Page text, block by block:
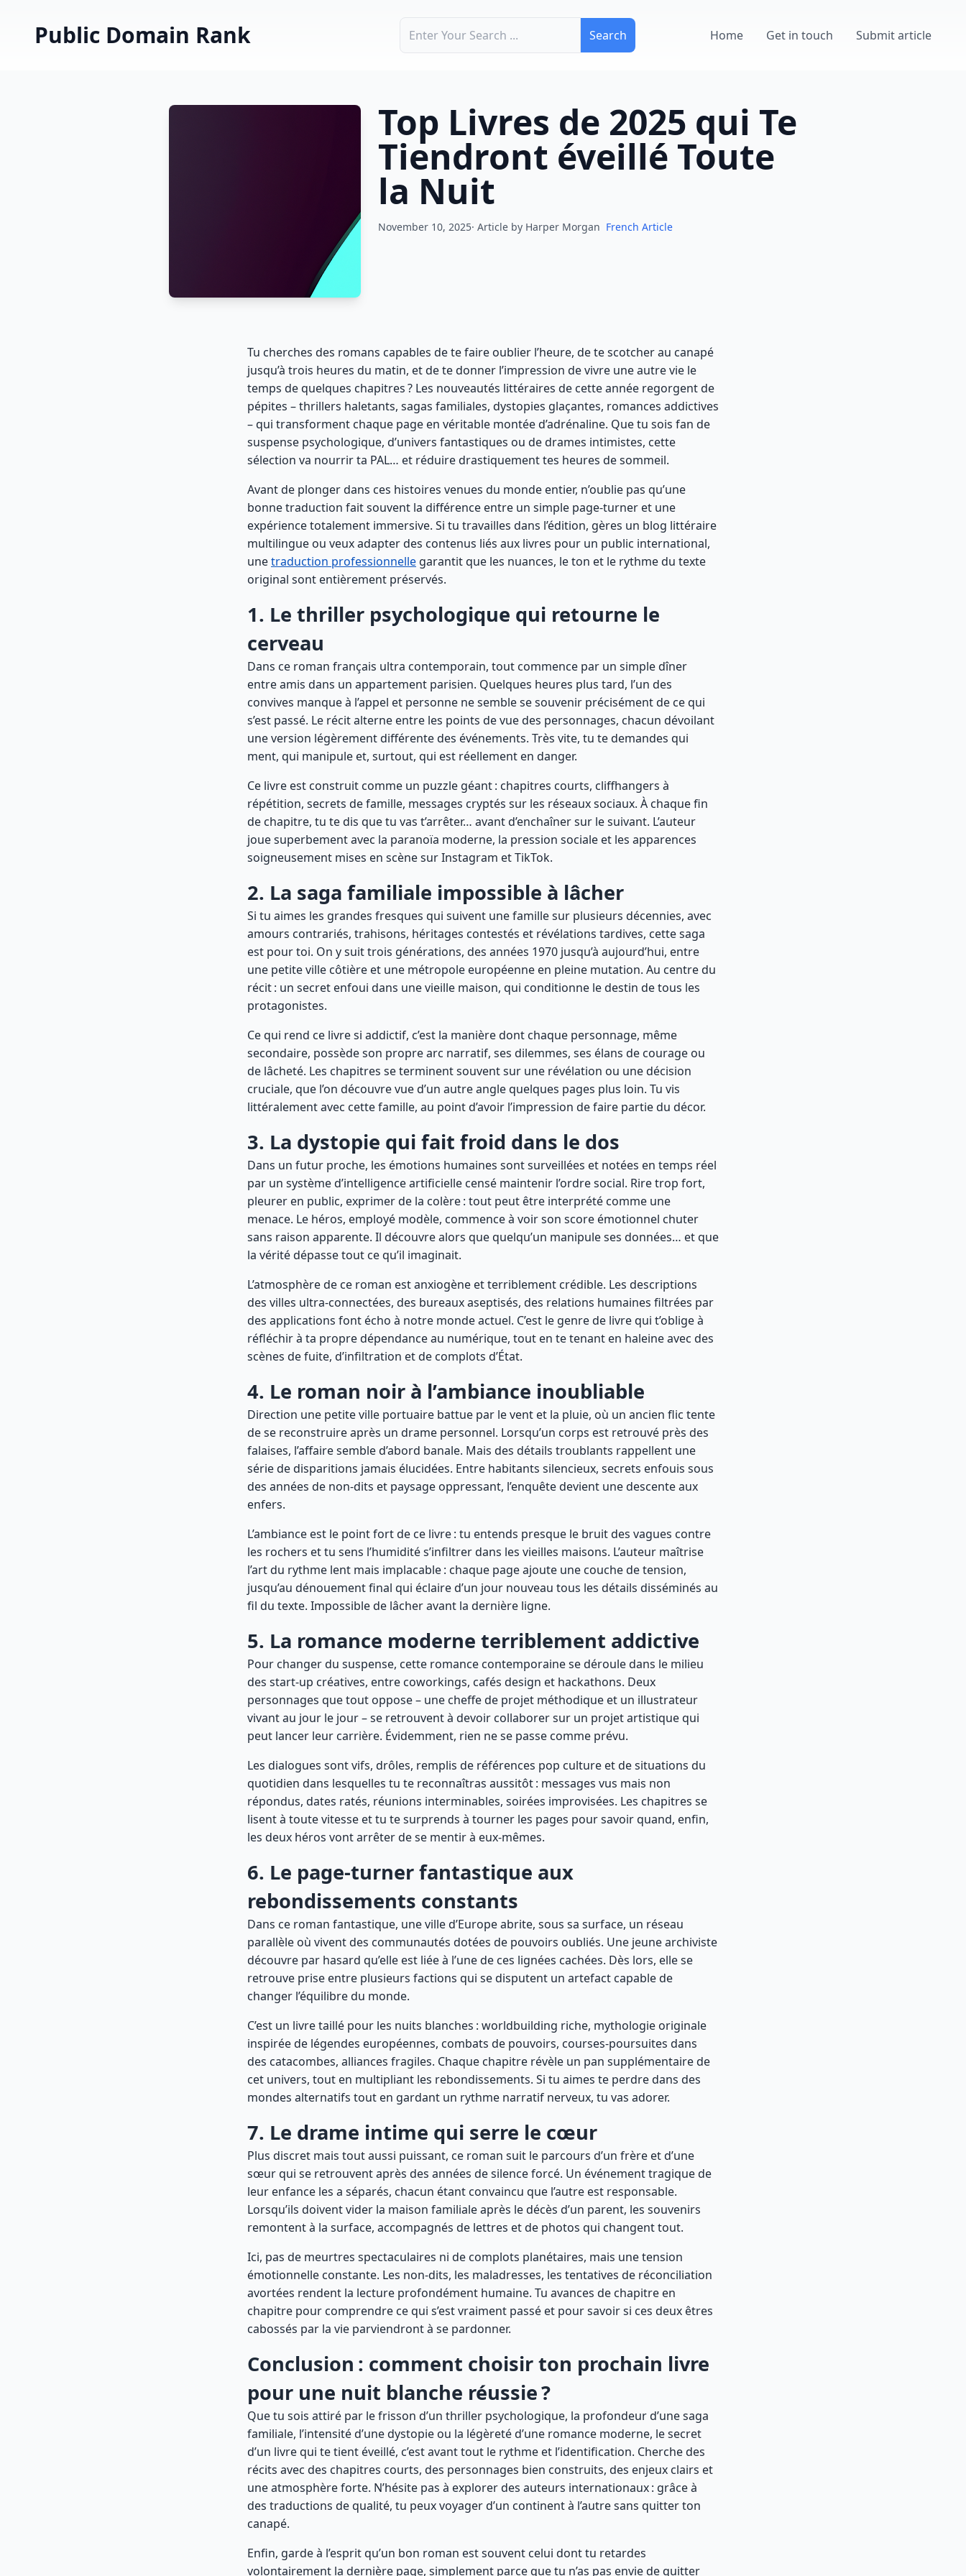
Public Domain Rank Search for: Home Get in touch Submit article
Top Livres de 2025 qui Te
Tiendront éveillé Toute
la Nuit
November 10, 2025· Article by Harper Morgan French Article
Tu cherches des romans capables de te faire oublier l’heure, de te scotcher au canapé
jusqu’à trois heures du matin, et de te donner l’impression de vivre une autre vie le
temps de quelques chapitres ? Les nouveautés littéraires de cette année regorgent de
pépites – thrillers haletants, sagas familiales, dystopies glaçantes, romances addictives
– qui transforment chaque page en véritable montée d’adrénaline. Que tu sois fan de
suspense psychologique, d’univers fantastiques ou de drames intimistes, cette
sélection va nourrir ta PAL… et réduire drastiquement tes heures de sommeil.
Avant de plonger dans ces histoires venues du monde entier, n’oublie pas qu’une
bonne traduction fait souvent la différence entre un simple page-turner et une
expérience totalement immersive. Si tu travailles dans l’édition, gères un blog littéraire
multilingue ou veux adapter des contenus liés aux livres pour un public international,
unetraduction professionnelle garantit que les nuances, le ton et le rythme du texte
original sont entièrement préservés.
1. Le thriller psychologique qui retourne le
cerveau
Dans ce roman français ultra contemporain, tout commence par un simple dîner
entre amis dans un appartement parisien. Quelques heures plus tard, l’un des
convives manque à l’appel et personne ne semble se souvenir précisément de ce qui
s’est passé. Le récit alterne entre les points de vue des personnages, chacun dévoilant
une version légèrement différente des événements. Très vite, tu te demandes qui
ment, qui manipule et, surtout, qui est réellement en danger.
Ce livre est construit comme un puzzle géant : chapitres courts, cliffhangers à
répétition, secrets de famille, messages cryptés sur les réseaux sociaux. À chaque fin
de chapitre, tu te dis que tu vas t’arrêter… avant d’enchaîner sur le suivant. L’auteur
joue superbement avec la paranoïa moderne, la pression sociale et les apparences
soigneusement mises en scène sur Instagram et TikTok.
2. La saga familiale impossible à lâcher
Si tu aimes les grandes fresques qui suivent une famille sur plusieurs décennies, avec
amours contrariés, trahisons, héritages contestés et révélations tardives, cette saga
est pour toi. On y suit trois générations, des années 1970 jusqu’à aujourd’hui, entre
une petite ville côtière et une métropole européenne en pleine mutation. Au centre du
récit : un secret enfoui dans une vieille maison, qui conditionne le destin de tous les
protagonistes.
Ce qui rend ce livre si addictif, c’est la manière dont chaque personnage, même
secondaire, possède son propre arc narratif, ses dilemmes, ses élans de courage ou
de lâcheté. Les chapitres se terminent souvent sur une révélation ou une décision
cruciale, que l’on découvre vue d’un autre angle quelques pages plus loin. Tu vis
littéralement avec cette famille, au point d’avoir l’impression de faire partie du décor.
3. La dystopie qui fait froid dans le dos
Dans un futur proche, les émotions humaines sont surveillées et notées en temps réel
par un système d’intelligence artificielle censé maintenir l’ordre social. Rire trop fort,
pleurer en public, exprimer de la colère : tout peut être interprété comme une
menace. Le héros, employé modèle, commence à voir son score émotionnel chuter
sans raison apparente. Il découvre alors que quelqu’un manipule ses données… et que
la vérité dépasse tout ce qu’il imaginait.
L’atmosphère de ce roman est anxiogène et terriblement crédible. Les descriptions
des villes ultra-connectées, des bureaux aseptisés, des relations humaines filtrées par
des applications font écho à notre monde actuel. C’est le genre de livre qui t’oblige à
réfléchir à ta propre dépendance au numérique, tout en te tenant en haleine avec des
scènes de fuite, d’infiltration et de complots d’État.
4. Le roman noir à l’ambiance inoubliable
Direction une petite ville portuaire battue par le vent et la pluie, où un ancien flic tente
de se reconstruire après un drame personnel. Lorsqu’un corps est retrouvé près des
falaises, l’affaire semble d’abord banale. Mais des détails troublants rappellent une
série de disparitions jamais élucidées. Entre habitants silencieux, secrets enfouis sous
des années de non-dits et paysage oppressant, l’enquête devient une descente aux
enfers.
L’ambiance est le point fort de ce livre : tu entends presque le bruit des vagues contre
les rochers et tu sens l’humidité s’infiltrer dans les vieilles maisons. L’auteur maîtrise
l’art du rythme lent mais implacable : chaque page ajoute une couche de tension,
jusqu’au dénouement final qui éclaire d’un jour nouveau tous les détails disséminés au
fil du texte. Impossible de lâcher avant la dernière ligne.
5. La romance moderne terriblement addictive
Pour changer du suspense, cette romance contemporaine se déroule dans le milieu
des start-up créatives, entre coworkings, cafés design et hackathons. Deux
personnages que tout oppose – une cheffe de projet méthodique et un illustrateur
vivant au jour le jour – se retrouvent à devoir collaborer sur un projet artistique qui
peut lancer leur carrière. Évidemment, rien ne se passe comme prévu.
Les dialogues sont vifs, drôles, remplis de références pop culture et de situations du
quotidien dans lesquelles tu te reconnaîtras aussitôt : messages vus mais non
répondus, dates ratés, réunions interminables, soirées improvisées. Les chapitres se
lisent à toute vitesse et tu te surprends à tourner les pages pour savoir quand, enfin,
les deux héros vont arrêter de se mentir à eux-mêmes.
6. Le page-turner fantastique aux
rebondissements constants
Dans ce roman fantastique, une ville d’Europe abrite, sous sa surface, un réseau
parallèle où vivent des communautés dotées de pouvoirs oubliés. Une jeune archiviste
découvre par hasard qu’elle est liée à l’une de ces lignées cachées. Dès lors, elle se
retrouve prise entre plusieurs factions qui se disputent un artefact capable de
changer l’équilibre du monde.
C’est un livre taillé pour les nuits blanches : worldbuilding riche, mythologie originale
inspirée de légendes européennes, combats de pouvoirs, courses-poursuites dans
des catacombes, alliances fragiles. Chaque chapitre révèle un pan supplémentaire de
cet univers, tout en multipliant les rebondissements. Si tu aimes te perdre dans des
mondes alternatifs tout en gardant un rythme narratif nerveux, tu vas adorer.
7. Le drame intime qui serre le cœur
Plus discret mais tout aussi puissant, ce roman suit le parcours d’un frère et d’une
sœur qui se retrouvent après des années de silence forcé. Un événement tragique de
leur enfance les a séparés, chacun étant convaincu que l’autre est responsable.
Lorsqu’ils doivent vider la maison familiale après le décès d’un parent, les souvenirs
remontent à la surface, accompagnés de lettres et de photos qui changent tout.
Ici, pas de meurtres spectaculaires ni de complots planétaires, mais une tension
émotionnelle constante. Les non-dits, les maladresses, les tentatives de réconciliation
avortées rendent la lecture profondément humaine. Tu avances de chapitre en
chapitre pour comprendre ce qui s’est vraiment passé et pour savoir si ces deux êtres
cabossés par la vie parviendront à se pardonner.
Conclusion : comment choisir ton prochain livre
pour une nuit blanche réussie ?
Que tu sois attiré par le frisson d’un thriller psychologique, la profondeur d’une saga
familiale, l’intensité d’une dystopie ou la légèreté d’une romance moderne, le secret
d’un livre qui te tient éveillé, c’est avant tout le rythme et l’identification. Cherche des
récits avec des chapitres courts, des personnages bien construits, des enjeux clairs et
une atmosphère forte. N’hésite pas à explorer des auteurs internationaux : grâce à
des traductions de qualité, tu peux voyager d’un continent à l’autre sans quitter ton
canapé.
Enfin, garde à l’esprit qu’un bon roman est souvent celui dont tu retardes
volontairement la dernière page, simplement parce que tu n’as pas envie de quitter